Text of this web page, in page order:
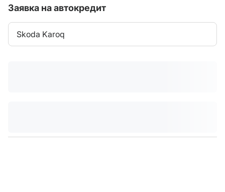
Заявка на автокредит
Skoda Karoq